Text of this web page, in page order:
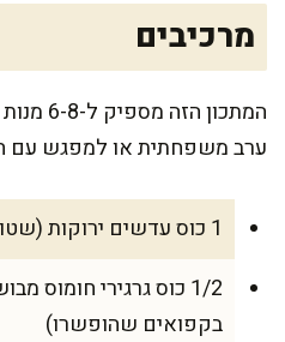
מרכיבים
המתכון
ערב משפחתית או למפגש עם
1 כוס עדשים ירוקות (שטופות ומסוננות)
1/2 כוס גרגירי
בקפואים שהופשרו)